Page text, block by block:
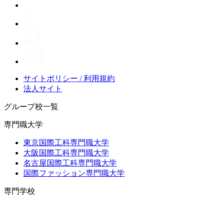
サイトポリシー / 利用規約
法人サイト
グループ校一覧
専門職大学
東京国際工科専門職大学
大阪国際工科専門職大学
名古屋国際工科専門職大学
国際ファッション専門職大学
専門学校